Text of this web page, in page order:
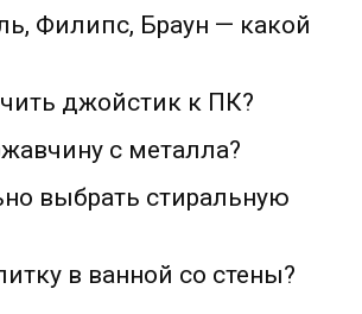
Филипс, Браун — какой
джойстик к ПК?
с металла?
выбрать стиральную
в ванной со стены?